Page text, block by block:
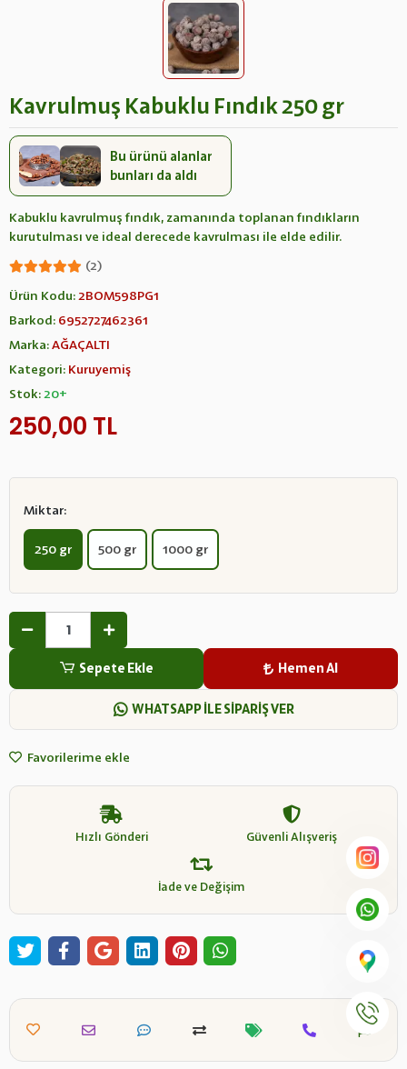
Kavrulmuş Kabuklu Fındık 250 gr
Bu ürünü alanlar
bunları da aldı
Kabuklu kavrulmuş fındık, zamanında toplanan fındıkların
kurutulması ve ideal derecede kavrulması ile elde edilir.
(2)
Ürün Kodu:2BOM598PG1
Barkod: 6952727462361
Marka:AĞAÇALTI
Kategori: Kuruyemiş
Stok:20+
250,00 TL
Miktar:
250 gr 500 gr 1000 gr
Sepete Ekle Hemen Al
WHATSAPP İLE SİPARİŞ VER
Favorilerime ekle
Hızlı Gönderi Güvenli Alışveriş
İade ve Değişim